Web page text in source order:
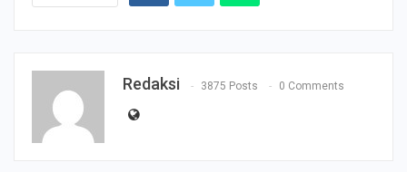
Redaksi 3875 Posts 0 Comments